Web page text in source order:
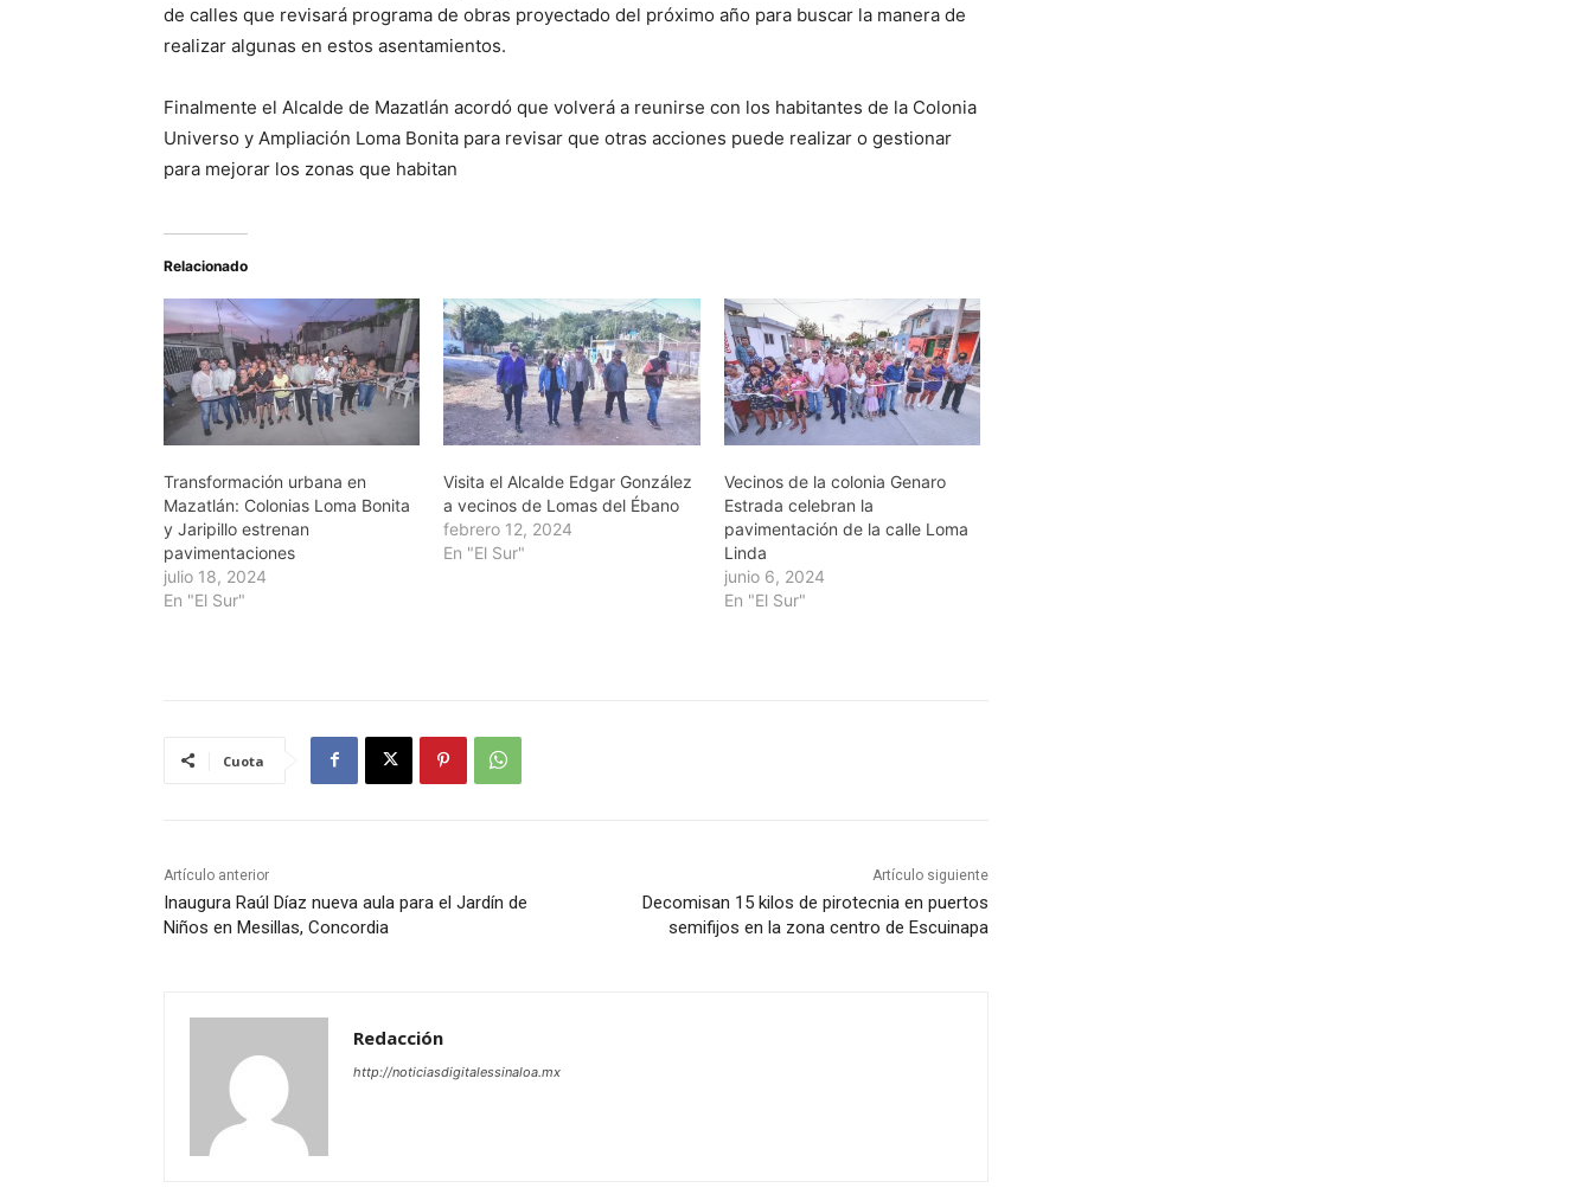
de calles que revisará programa de obras proyectado del próximo año para buscar la manera de
realizar algunas en estos asentamientos.
Finalmente el Alcalde de Mazatlán acordó que volverá a reunirse con los habitantes de la Colonia
Universo y Ampliación Loma Bonita para revisar que otras acciones puede realizar o gestionar
para mejorar los zonas que habitan
Relacionado
Transformación urbana en
Mazatlán: Colonias Loma Bonita
y Jaripillo estrenan
pavimentaciones
julio 18, 2024
En "El Sur"
Visita el Alcalde Edgar González
a vecinos de Lomas del Ébano
febrero 12, 2024
En "El Sur"
Vecinos de la colonia Genaro
Estrada celebran la
pavimentación de la calle Loma
Linda
junio 6, 2024
En "El Sur"
Cuota
Artículo anterior
Inaugura Raúl Díaz nueva aula para el Jardín de
Niños en Mesillas, Concordia
Artículo siguiente
Decomisan 15 kilos de pirotecnia en puertos
semifijos en la zona centro de Escuinapa
Redacción
http://noticiasdigitalessinaloa.mx